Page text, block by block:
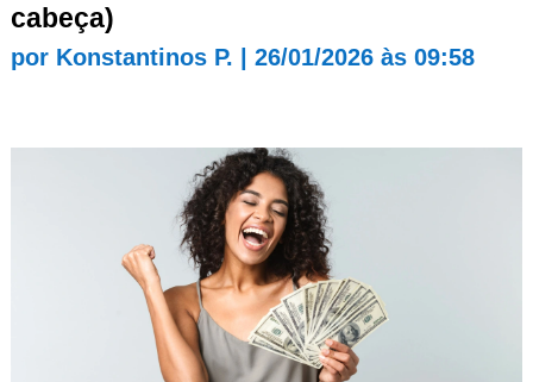
cabeça)
por Konstantinos P. 26/01/2026 às 09:58